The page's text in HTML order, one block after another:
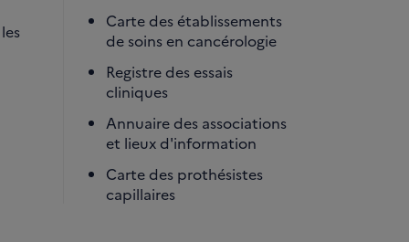
Carte des établissements
de soins en cancérologie
Registre des essais
cliniques
Annuaire des associations
et lieux d'information
Carte des prothésistes
capillaires